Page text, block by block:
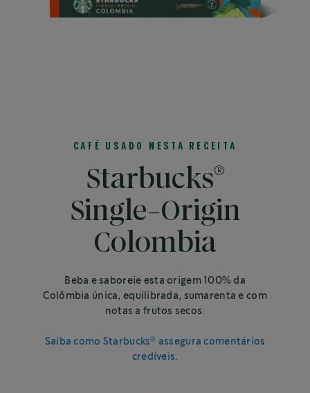
CAFÉ USADO NESTA RECEITA
Starbucks®
Single-Origin
Colombia
Beba e saboreie esta origem 100% da
Colômbia única, equilibrada, sumarenta e com
notas a frutos secos.
Saiba como Starbucks® assegura comentários
credíveis.